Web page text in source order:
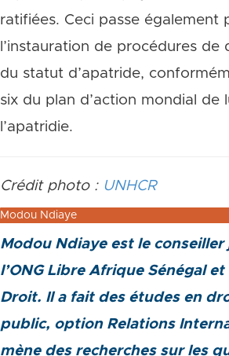
ratifiées. Ceci passe également
l’instauration de procédures de
du statut d’apatride,
six du plan d’action mondial de
l’apatridie.
Crédit photo : UNHCR
Modou Ndiaye
Modou Ndiaye est le
l’ONG Libre Afrique Sénégal
Droit. Il a fait des études en
public, option Relations
mène des recherches sur les